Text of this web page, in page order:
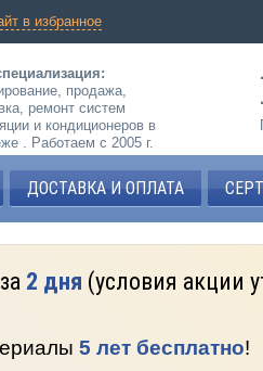
в избранное
продажа,
ремонт систем
и кондиционеров в
. Работаем с 2005 г.
ДОСТАВКА И ОПЛАТА
2 дня (условия акции
5 лет бесплатно!